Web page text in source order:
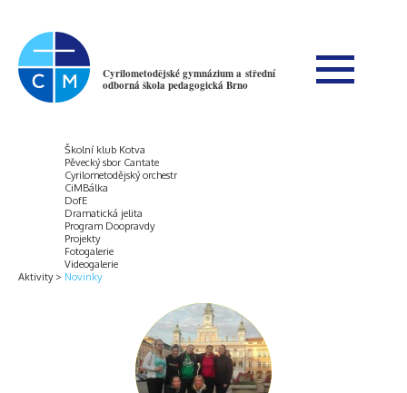
Cyrilometodějské gymnázium a střední
odborná škola pedagogická Brno
Aktivity
Školní klub Kotva
Pěvecký sbor Cantate
Cyrilometodějský orchestr
CiMBálka
DofE
Dramatická jelita
Program Doopravdy
Projekty
Fotogalerie
Videogalerie
Novinky